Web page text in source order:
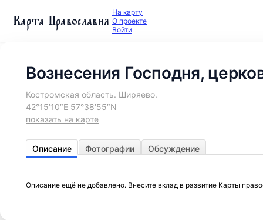
Карта Православия На карту
О проекте
Войти
Вознесения Господня,
Костромская область. Ширяево.
42°15′10″E 57°38′55″N
показать на карте
Описание Фотографии Обсуждение
Описание ещё не добавлено. Внесите вклад в развитие Карты